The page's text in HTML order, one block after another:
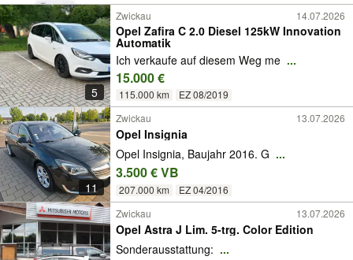
5
Zwickau 14.07.2026
Opel Zafira C 2.0 Diesel 125kW Innovation
Automatik
Ich verkaufe auf diesem Weg me ...
15.000 €
115.000 km EZ 08/2019
11
Zwickau 13.07.2026
Opel Insignia
Opel Insignia, Baujahr 2016. G ...
3.500 € VB
207.000 km
EZ 04/2016
Zwickau
13.07.2026
Opel Astra J Lim. 5-trg. Color Edition
Sonderausstattung: ...